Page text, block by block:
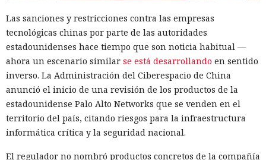
Las sanciones y restricciones contra las empresas
tecnológicas chinas por parte de las autoridades
estadounidenses hace tiempo que son noticia habitual —
ahora un escenario similar se está desarrollando en sentido
inverso. La Administración del Ciberespacio de China
anunció el inicio de una revisión de los productos de la
estadounidense Palo Alto Networks que se venden en el
territorio del país, citando riesgos para la infraestructura
informática crítica y la seguridad nacional.
El regulador no nombró productos concretos de la compañía